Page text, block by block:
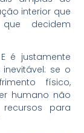
interior que
decidem
é justamente
se o
físico,
humano não
para